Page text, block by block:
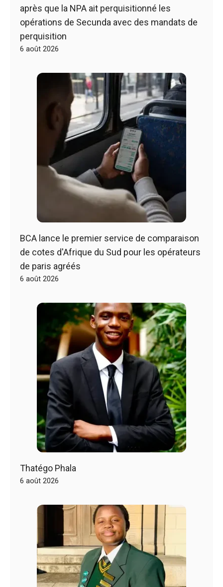
après que la NPA ait perquisitionné les
opérations de Secunda avec des mandats de
perquisition
6 août 2026
BCA lance le premier service de comparaison
de cotes d'Afrique du Sud pour les opérateurs
de paris agréés
6 août 2026
Thatégo Phala
6 août 2026